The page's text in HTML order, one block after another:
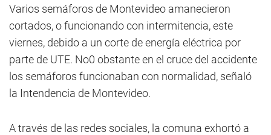
Varios semáforos de Montevideo amanecieron
cortados, o funcionando con intermitencia, este
viernes, debido a un corte de energía eléctrica por
parte de UTE. No0 obstante en el cruce del accidente
los semáforos funcionaban con normalidad, señaló
la Intendencia de Montevideo.
A través de las redes sociales, la comuna exhortó a